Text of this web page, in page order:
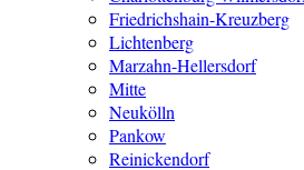
Friedrichshain-Kreuzberg
Lichtenberg
Marzahn-Hellersdorf
Mitte
Neukölln
Pankow
Reinickendorf